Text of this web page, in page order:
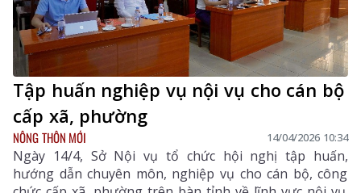
Tập huấn nghiệp vụ nội vụ cho cán bộ
cấp xã, phường
NÔNG THÔN MỚI 14/04/2026 10:34
Ngày 14/4, Sở Nội vụ tổ chức hội nghị tập huấn,
hướng dẫn chuyên môn, nghiệp vụ cho cán bộ, công